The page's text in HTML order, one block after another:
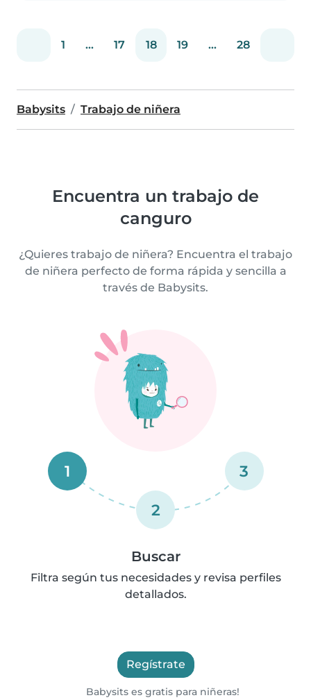
1 ... 17 18 19 ... 28
Babysits Trabajo de niñera
Encuentra un trabajo de
canguro
¿Quieres trabajo de niñera? Encuentra el trabajo
de niñera perfecto de forma rápida y sencilla a
través de Babysits.
1
2
3
Buscar
Filtra según tus necesidades y revisa perfiles
detallados.
Regístrate
Babysits es gratis para niñeras!